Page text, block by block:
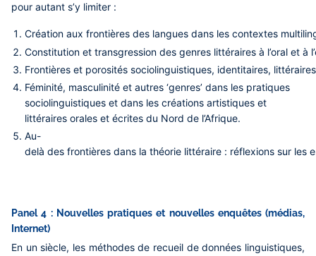
pour autant s’y limiter :
Création aux frontières des langues dans les contextes
Constitution et transgression des genres littéraires à l’oral et à
Frontières et porosités sociolinguistiques, identitaires,
Féminité, masculinité et autres ‘genres’ dans les pratiques
sociolinguistiques et dans les créations artistiques et
littéraires orales et écrites du Nord de l’Afrique.
Au-
delà des frontières dans la théorie littéraire : réflexions sur les
Panel 4 : Nouvelles pratiques et nouvelles enquêtes (médias,
Internet)
En un siècle, les méthodes de recueil de données linguistiques,